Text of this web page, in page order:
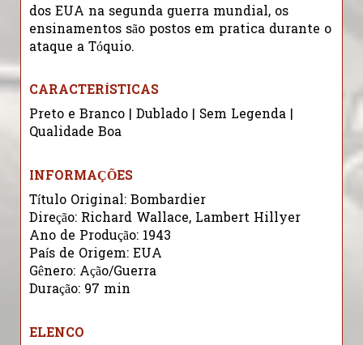
dos EUA na segunda guerra mundial, os
ensinamentos são postos em pratica durante o
ataque a Tóquio.
CARACTERÍSTICAS
Preto e Branco | Dublado | Sem Legenda |
Qualidade Boa
INFORMAÇÕES
Título Original: Bombardier
Direção: Richard Wallace, Lambert Hillyer
Ano de Produção: 1943
País de Origem: EUA
Gênero: Ação/Guerra
Duração: 97 min
ELENCO